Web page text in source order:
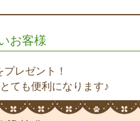
お客様
レゼント！
ても便利になります♪